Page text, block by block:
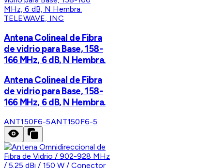
TELEWAVE, INC
Antena Colineal de Fibra
de vidrio para Base, 158-
166 MHz, 6 dB, N Hembra.
Antena Colineal de Fibra
de vidrio para Base, 158-
166 MHz, 6 dB, N Hembra.
ANT150F6-5ANT150F6-5